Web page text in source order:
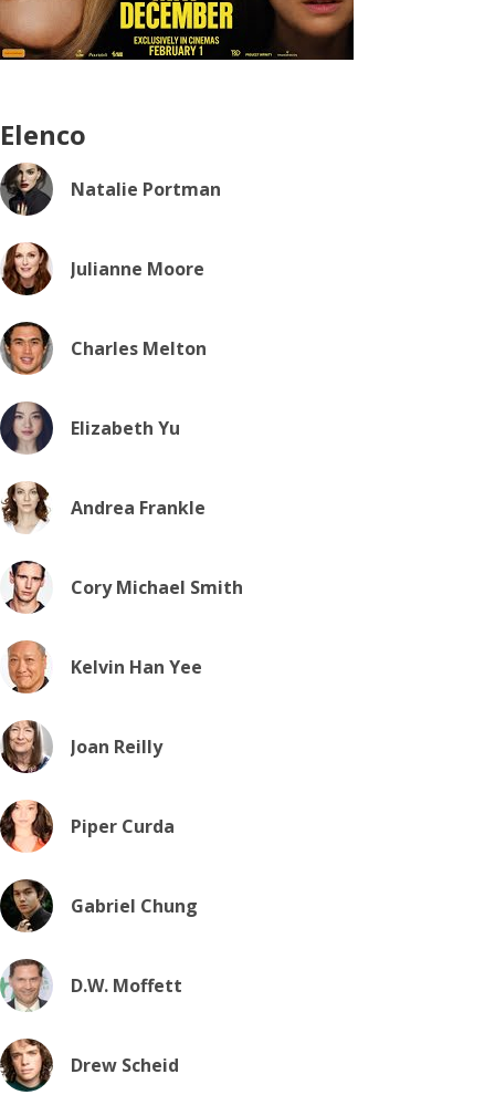
Elenco
Natalie Portman
Julianne Moore
Charles Melton
Elizabeth Yu
Andrea Frankle
Cory Michael Smith
Kelvin Han Yee
Joan Reilly
Piper Curda
Gabriel Chung
D.W. Moffett
Drew Scheid